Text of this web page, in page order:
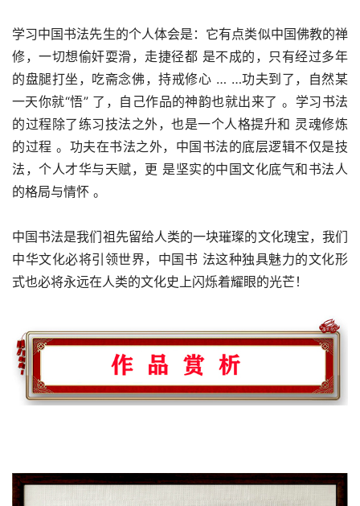
学习中国书法先生的个人体会是：它有点类似中国佛教的禅
修，一切想偷奸耍滑，走捷径都 是不成的，只有经过多年
的盘腿打坐，吃斋念佛，持戒修心 … …功夫到了，自然某
一天你就“悟” 了，自己作品的神韵也就出来了 。学习书法
的过程除了练习技法之外，也是一个人格提升和 灵魂修炼
的过程 。功夫在书法之外，中国书法的底层逻辑不仅是技
法，个人才华与天赋，更 是坚实的中国文化底气和书法人
的格局与情怀 。
中国书法是我们祖先留给人类的一块璀璨的文化瑰宝，我们
中华文化必将引领世界，中国书 法这种独具魅力的文化形
式也必将永远在人类的文化史上闪烁着耀眼的光芒！